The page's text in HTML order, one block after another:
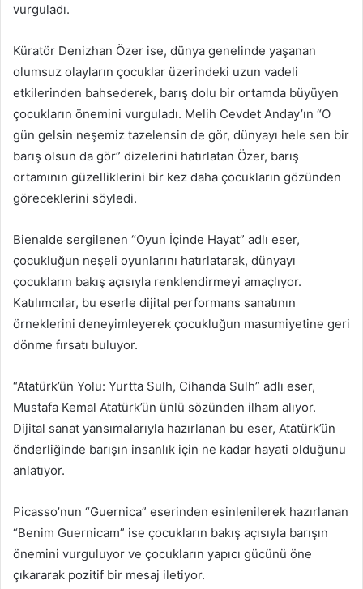
vurguladı.
Küratör Denizhan Özer ise, dünya genelinde yaşanan
olumsuz olayların çocuklar üzerindeki uzun vadeli
etkilerinden bahsederek, barış dolu bir ortamda büyüyen
çocukların önemini vurguladı. Melih Cevdet Anday’ın “O
gün gelsin neşemiz tazelensin de gör, dünyayı hele sen bir
barış olsun da gör” dizelerini hatırlatan Özer, barış
ortamının güzelliklerini bir kez daha çocukların gözünden
göreceklerini söyledi.
Bienalde sergilenen “Oyun İçinde Hayat” adlı eser,
çocukluğun neşeli oyunlarını hatırlatarak, dünyayı
çocukların bakış açısıyla renklendirmeyi amaçlıyor.
Katılımcılar, bu eserle dijital performans sanatının
örneklerini deneyimleyerek çocukluğun masumiyetine geri
dönme fırsatı buluyor.
“Atatürk’ün Yolu: Yurtta Sulh, Cihanda Sulh” adlı eser,
Mustafa Kemal Atatürk’ün ünlü sözünden ilham alıyor.
Dijital sanat yansımalarıyla hazırlanan bu eser, Atatürk’ün
önderliğinde barışın insanlık için ne kadar hayati olduğunu
anlatıyor.
Picasso’nun “Guernica” eserinden esinlenilerek hazırlanan
“Benim Guernicam” ise çocukların bakış açısıyla barışın
önemini vurguluyor ve çocukların yapıcı gücünü öne
çıkararak pozitif bir mesaj iletiyor.